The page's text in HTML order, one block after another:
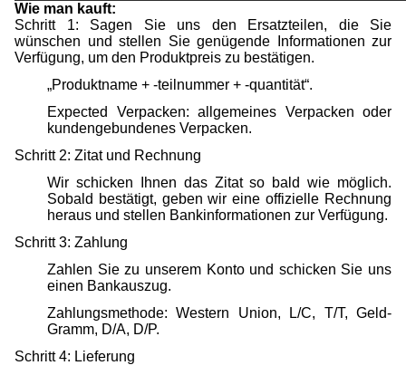
Wie man kauft:
Schritt 1: Sagen Sie uns den Ersatzteilen, die Sie
wünschen und stellen Sie genügende Informationen zur
Verfügung, um den Produktpreis zu bestätigen.
„Produktname + -teilnummer + -quantität“.
Expected Verpacken: allgemeines Verpacken oder
kundengebundenes Verpacken.
Schritt 2: Zitat und Rechnung
Wir schicken Ihnen das Zitat so bald wie möglich.
Sobald bestätigt, geben wir eine offizielle Rechnung
heraus und stellen Bankinformationen zur Verfügung.
Schritt 3: Zahlung
Zahlen Sie zu unserem Konto und schicken Sie uns
einen Bankauszug.
Zahlungsmethode: Western Union, L/C, T/T, Geld-
Gramm, D/A, D/P.
Schritt 4: Lieferung